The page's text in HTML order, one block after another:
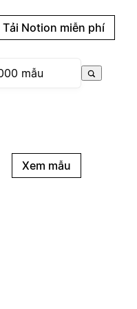
Tải Notion miễn phí
Xem mẫu